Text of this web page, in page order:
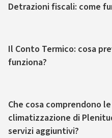
Detrazioni fiscali: come
Il Conto Termico: cosa
funziona?
Che cosa comprendono
climatizzazione di
servizi aggiuntivi?